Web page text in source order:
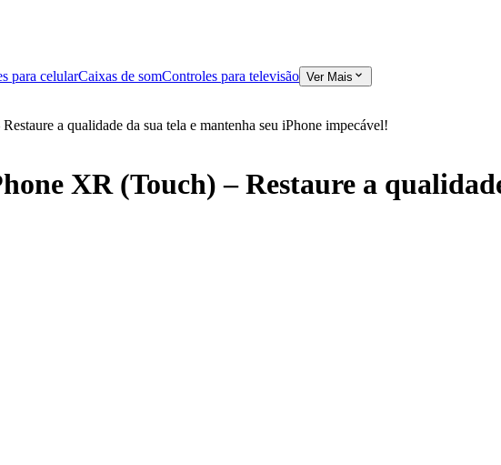
para celularCaixas de somControles para televisão Ver Mais
a qualidade da sua tela e mantenha seu iPhone impecável!
XR (Touch) – Restaure a